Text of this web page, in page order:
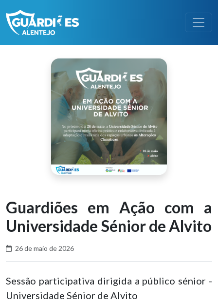
Guardiões em Ação com a
Universidade Sénior de Alvito
26 de maio de 2026
Sessão participativa dirigida a público sénior -
Universidade Sénior de Alvito